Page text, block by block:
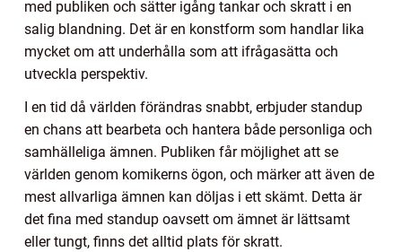
med publiken och sätter igång tankar och skratt i en
salig blandning. Det är en konstform som handlar lika
mycket om att underhålla som att ifrågasätta och
utveckla perspektiv.
I en tid då världen förändras snabbt, erbjuder standup
en chans att bearbeta och hantera både personliga och
samhälleliga ämnen. Publiken får möjlighet att se
världen genom komikerns ögon, och märker att även de
mest allvarliga ämnen kan döljas i ett skämt. Detta är
det fina med standup oavsett om ämnet är lättsamt
eller tungt, finns det alltid plats för skratt.